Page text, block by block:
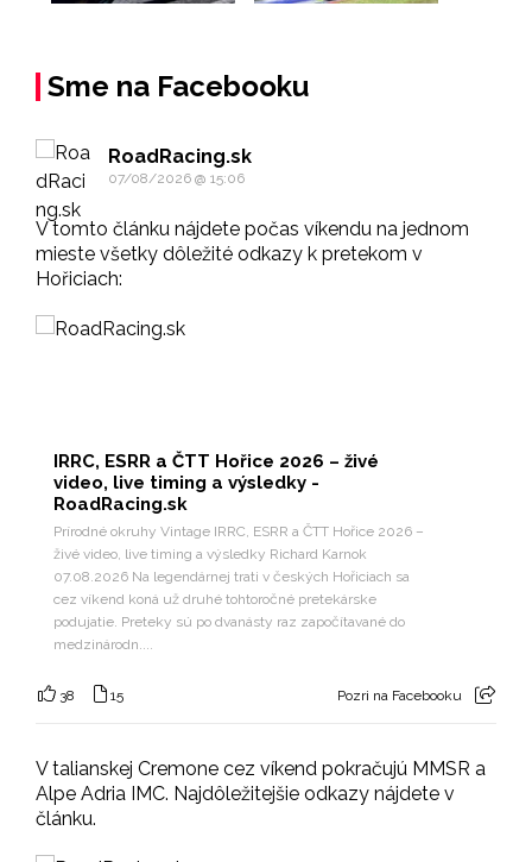
Sme na Facebooku
RoadRacing.sk
07/08/2026 @ 15:06
V tomto článku nájdete počas víkendu na jednom
mieste všetky dôležité odkazy k pretekom v
Hořiciach:
IRRC, ESRR a ČTT Hořice 2026 – živé
video, live timing a výsledky -
RoadRacing.sk
Prírodné okruhy Vintage IRRC, ESRR a ČTT Hořice 2026 –
živé video, live timing a výsledky Richard Karnok
07.08.2026 Na legendárnej trati v českých Hořiciach sa
cez víkend koná už druhé tohtoročné pretekárske
podujatie. Preteky sú po dvanásty raz započítavané do
medzinárodn....
38 15 Pozri na Facebooku
V talianskej Cremone cez víkend pokračujú MMSR a
Alpe Adria IMC. Najdôležitejšie odkazy nájdete v
článku.